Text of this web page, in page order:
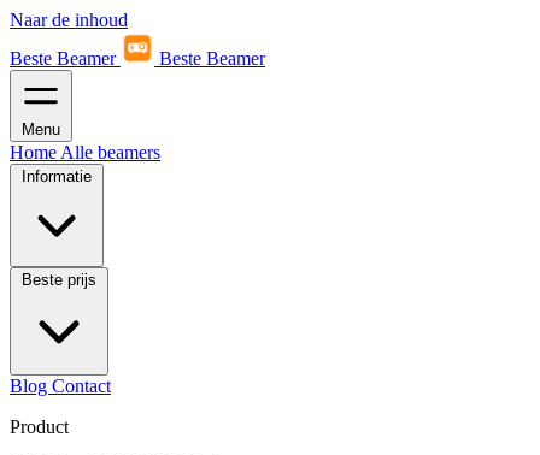
Naar de inhoud
Beste Beamer
Beste Beamer
Menu
Home Alle beamers
Informatie
Beste prijs
Blog Contact
Product